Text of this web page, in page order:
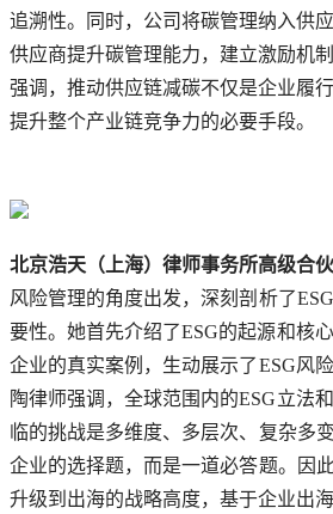
追溯性。同时，公司将碳管理纳入供
供应商提升碳管理能力，建立激励机
强调，推动供应链减碳不仅是企业履
提升整个产业链竞争力的必要手段。
北京浩天（上海）律师事务所高级合
风险管理的角度出发，深刻剖析了
要性。她首先介绍了ESG的起源和核
企业的真实案例，生动展示了ESG风
陶律师强调，全球范围内的ESG立法
临的挑战是多维度、多层次、复杂多
企业的选择题，而是一道必答题。因
升级到出海的战略高度，基于企业出